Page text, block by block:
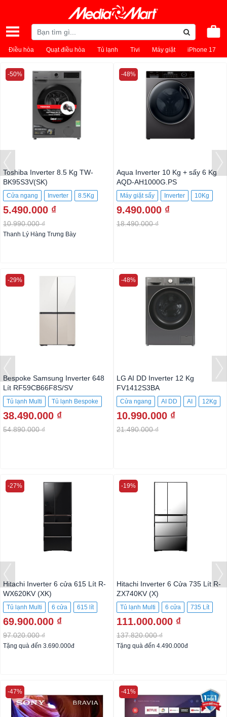
Điều hòa Quạt điều hòa Tủ lạnh Tivi Máy giặt iPhone 17
Toshiba Inverter 8.5 Kg TW-
BK95S3V(SK)
Cửa ngang Inverter 8.5Kg
5.490.000 ₫
10.990.000 ₫
-50%
Thanh Lý Hàng Trưng Bày
Aqua Inverter 10 Kg + sấy 6 Kg
AQD-AH1000G.PS
Máy giặt sấy Inverter 10Kg
9.490.000 ₫
18.490.000 ₫
-48%
Bespoke Samsung Inverter 648
Lít RF59CB66F8S/SV
Tủ lạnh Multi
Tủ lạnh Bespoke
4 cửa
599 Lít
38.490.000 ₫
54.890.000 ₫
-29%
LG AI DD Inverter 12 Kg
FV1412S3BA
Cửa ngang AI DD AI 12Kg
10.990.000 ₫
21.490.000 ₫
-48%
Hitachi Inverter 6 cửa 615 Lít R-
WX620KV (XK)
Tủ lạnh Multi 6 cửa 615 lít
69.900.000 ₫
97.020.000 ₫
-27%
Tặng quà đến 3.690.000đ
Hitachi Inverter 6 Cửa 735 Lít R-
ZX740KV (X)
Tủ lạnh Multi 6 cửa 735 Lít
111.000.000 ₫
137.820.000 ₫
-19%
Tặng quà đến 4.490.000đ
-47% -41%